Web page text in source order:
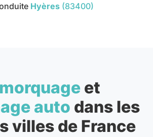
Hyères (83400)
et
auto dans les
villes de France